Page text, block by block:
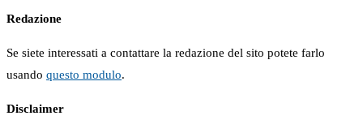
Redazione
Se siete interessati a contattare la redazione del sito potete farlo
usando questo modulo.
Disclaimer